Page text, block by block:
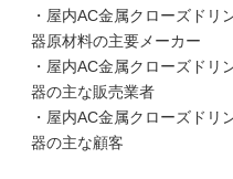
・屋内AC金属クローズドリ
器原材料の主要メーカー
・屋内AC金属クローズドリ
器の主な販売業者
・屋内AC金属クローズドリ
器の主な顧客